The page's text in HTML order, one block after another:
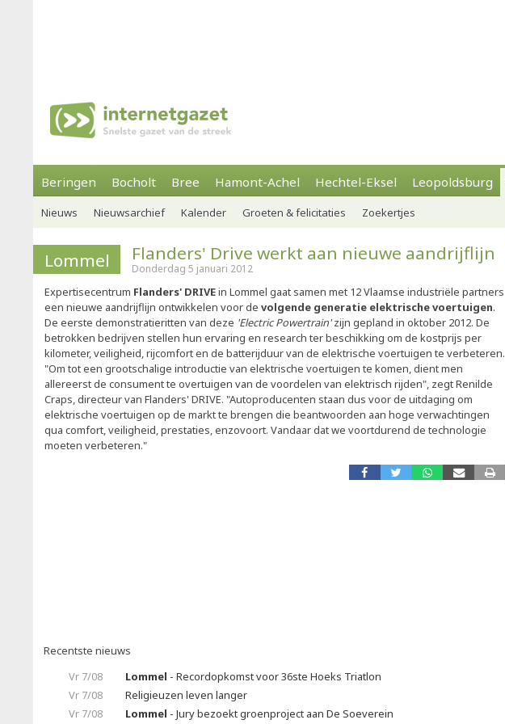
Beringen Bocholt Bree Hamont-Achel Hechtel-Eksel Leopoldsburg
Nieuws Nieuwsarchief Kalender Groeten & felicitaties Zoekertjes
Lommel Flanders' Drive werkt aan nieuwe aandrijflijn
Donderdag 5 januari 2012
Expertisecentrum Flanders' DRIVEin Lommel gaat samen met 12 Vlaamse industriële partners
een nieuwe aandrijflijn ontwikkelen voor de volgende generatie elektrische voertuigen.
De eerste demonstratieritten van deze 'Electric Powertrain'zijn gepland in oktober 2012. De
betrokken bedrijven stellen hun ervaring en research ter beschikking om de kostprijs per
kilometer, veiligheid, rijcomfort en de batterijduur van de elektrische voertuigen te verbeteren.
"Om tot een grootschalige introductie van elektrische voertuigen te komen, dient men
allereerst de consument te overtuigen van de voordelen van elektrisch rijden", zegt Renilde
Craps, directeur van Flanders' DRIVE. "Autoproducenten staan dus voor de uitdaging om
elektrische voertuigen op de markt te brengen die beantwoorden aan hoge verwachtingen
qua comfort, veiligheid, prestaties, enzovoort. Vandaar dat we voortdurend de technologie
moeten verbeteren."
Recentste nieuws
Vr 7/08
Lommel - Recordopkomst voor 36ste Hoeks Triatlon
Vr 7/08
Religieuzen leven langer
Vr 7/08
Lommel - Jury bezoekt groenproject aan De Soeverein